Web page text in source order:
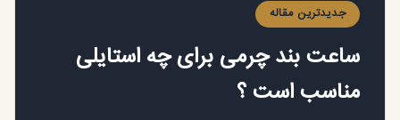
جدیدترین مقاله
ساعت بند چرمی برای چه استایلی
مناسب است ؟